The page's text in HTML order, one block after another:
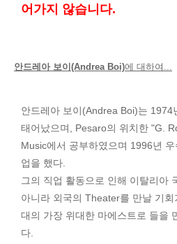
어가지 않습니다.
안드레아 보이(Andrea Boi)에 대하여...
안드레아 보이(Andrea Boi)는 1974
태어났으며, Pesaro의 위치한 "G.
Music에서 공부하였으며 1996년
업을 했다.
그의 직업 활동으로 인해 이탈리아
아니라 외국의 Theater를 만날 기
대의 가장 위대한 마에스트로 들을
다.